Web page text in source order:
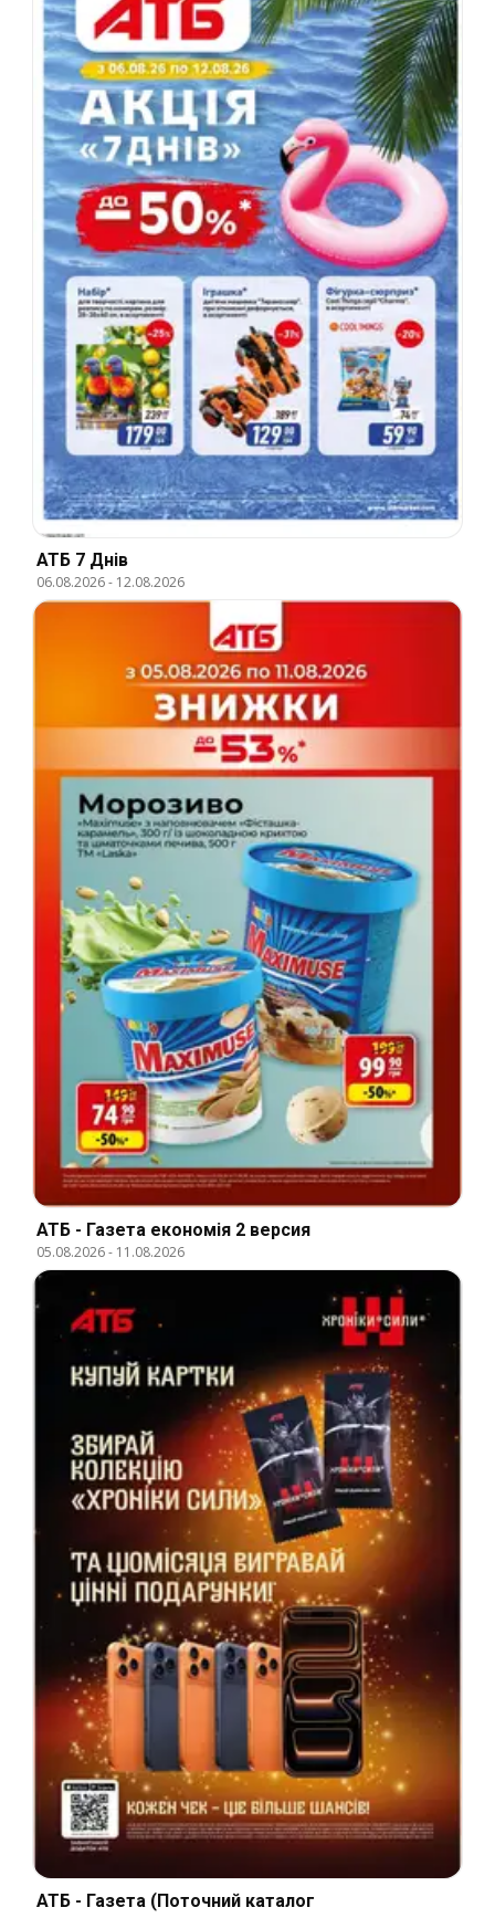
АТБ 7 Днів
06.08.2026- 12.08.2026
АТБ - Газета економія 2 версия
05.08.2026- 11.08.2026
АТБ - Газета (Поточний каталог